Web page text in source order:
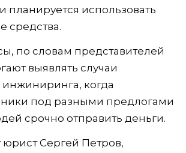
планируется использовать
средства.
по словам представителей
выявлять случаи
когда
под разными предлогами
срочно отправить деньги.
юрист Сергей Петров,